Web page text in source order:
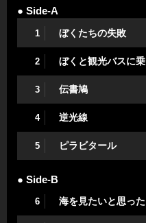
● Side-A
1 ぼくたちの失敗
2 ぼくと観光バスに
3 伝書鳩
4 逆光線
5 ピラビタール
● Side-B
6 海を見たいと思った